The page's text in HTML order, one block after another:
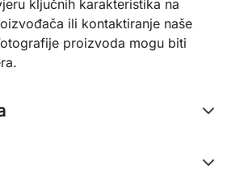
ključnih karakteristika na
ili kontaktiranje naše
proizvoda mogu biti